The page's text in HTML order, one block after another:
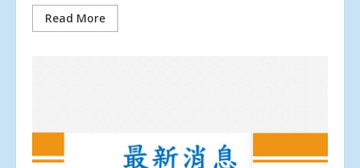
Read More